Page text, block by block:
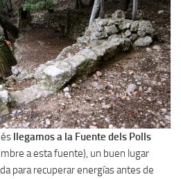
llegamos a la Fuente dels Polls
a esta fuente), un buen lugar
para recuperar energías antes de